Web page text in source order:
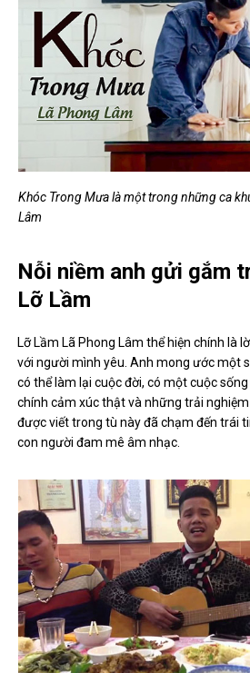
Khóc Trong Mưa là một trong những ca
Lâm
Nỗi niềm anh gửi gắm
Lỡ Lầm
Lỡ Lầm Lã Phong Lâm thể hiện chính là
với người mình yêu. Anh mong ước một
có thể làm lại cuộc đời, có một cuộc
chính cảm xúc thật và những trải
được viết trong tù này đã chạm đến trái
con người đam mê âm nhạc.